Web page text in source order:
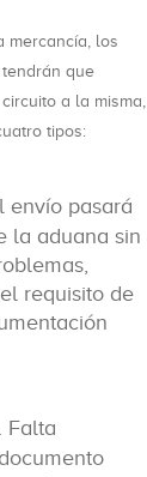
mercancía, los
que
a la misma,
tipos:
envío pasará
la aduana sin
requisito de
. Falta